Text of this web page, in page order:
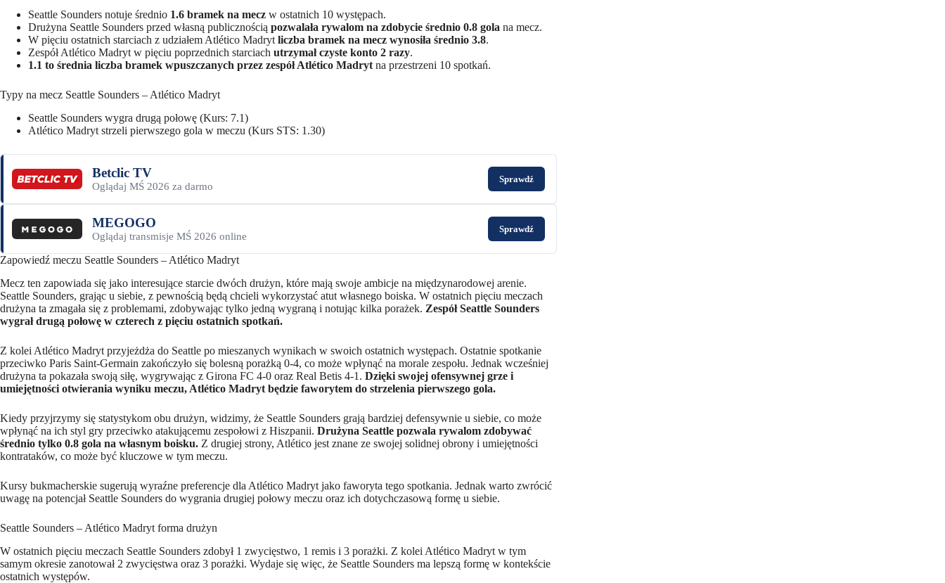
Seattle Sounders notuje średnio 1.6 bramek na mecz w ostatnich 10 występach.
Drużyna Seattle Sounders przed własną publicznością pozwalała rywalom na zdobycie średnio 0.8 gola na mecz.
W pięciu ostatnich starciach z udziałem Atlético Madryt liczba bramek na mecz wynosiła średnio 3.8.
Zespół Atlético Madryt w pięciu poprzednich starciach utrzymał czyste konto 2 razy.
1.1 to średnia liczba bramek wpuszczanych przez zespół Atlético Madryt na przestrzeni 10 spotkań.
Typy na mecz Seattle Sounders – Atlético Madryt
Seattle Sounders wygra drugą połowę (Kurs: 7.1)
Atlético Madryt strzeli pierwszego gola w meczu (Kurs STS: 1.30)
Betclic TV
Oglądaj MŚ 2026 za darmo
Sprawdź
MEGOGO
Oglądaj transmisje MŚ 2026 online
Sprawdź
Zapowiedź meczu Seattle Sounders – Atlético Madryt
Mecz ten zapowiada się jako interesujące starcie dwóch drużyn, które mają swoje ambicje na międzynarodowej arenie.
Seattle Sounders, grając u siebie, z pewnością będą chcieli wykorzystać atut własnego boiska. W ostatnich pięciu meczach
drużyna ta zmagała się z problemami, zdobywając tylko jedną wygraną i notując kilka porażek. Zespół Seattle Sounders
wygrał drugą połowę w czterech z pięciu ostatnich spotkań.
Z kolei Atlético Madryt przyjeżdża do Seattle po mieszanych wynikach w swoich ostatnich występach. Ostatnie spotkanie
przeciwko Paris Saint-Germain zakończyło się bolesną porażką 0-4, co może wpłynąć na morale zespołu. Jednak wcześniej
drużyna ta pokazała swoją siłę, wygrywając z Girona FC 4-0 oraz Real Betis 4-1. Dzięki swojej ofensywnej grze i
umiejętności otwierania wyniku meczu, Atlético Madryt będzie faworytem do strzelenia pierwszego gola.
Kiedy przyjrzymy się statystykom obu drużyn, widzimy, że Seattle Sounders grają bardziej defensywnie u siebie, co może
wpłynąć na ich styl gry przeciwko atakującemu zespołowi z Hiszpanii. Drużyna Seattle pozwala rywalom zdobywać
średnio tylko 0.8 gola na własnym boisku. Z drugiej strony, Atlético jest znane ze swojej solidnej obrony i umiejętności
kontrataków, co może być kluczowe w tym meczu.
Kursy bukmacherskie sugerują wyraźne preferencje dla Atlético Madryt jako faworyta tego spotkania. Jednak warto zwrócić
uwagę na potencjał Seattle Sounders do wygrania drugiej połowy meczu oraz ich dotychczasową formę u siebie.
Seattle Sounders – Atlético Madryt forma drużyn
W ostatnich pięciu meczach Seattle Sounders zdobył 1 zwycięstwo, 1 remis i 3 porażki. Z kolei Atlético Madryt w tym
samym okresie zanotował 2 zwycięstwa oraz 3 porażki. Wydaje się więc, że Seattle Sounders ma lepszą formę w kontekście
ostatnich występów.